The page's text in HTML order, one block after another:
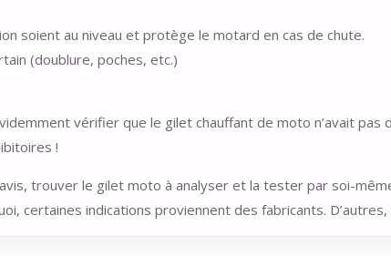
soient au niveau et protège le motard en cas de chute.
(doublure, poches, etc.)
vérifier que le gilet chauffant de moto n’avait
!
trouver le gilet moto à analyser et la tester par soi-
certaines indications proviennent des fabricants.